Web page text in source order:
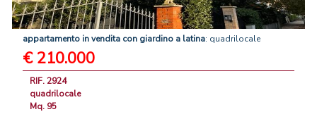
appartamento invendita con giardino a latina: quadrilocale
€ 210.000
RIF. 2924
quadrilocale
Mq. 95